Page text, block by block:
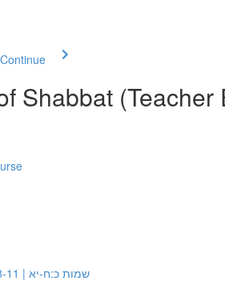
Shabbat (Teacher
Source #1: Shemot 20: 8-11 | שמות כ:ח-יא